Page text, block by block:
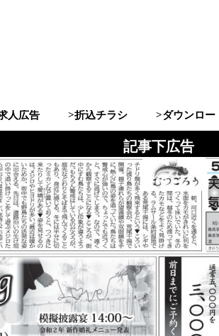
人広告 >折込チラシ >ダウンロー
記事下広告